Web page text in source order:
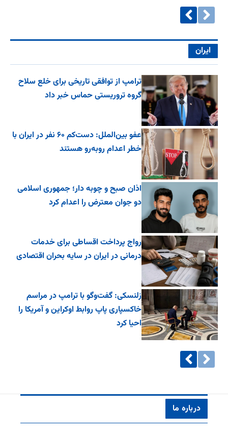
ایران
ترامپ از توافقی تاریخی برای خلع ‌سلاح
گروه تروریستی حماس خبر داد
عفو بین‌الملل: دست‌کم ۶۰ نفر در ایران با
خطر اعدام روبه‌رو هستند
اذان صبح و چوبه دار؛ جمهوری اسلامی
دو جوان معترض را اعدام کرد
رواج پرداخت اقساطی برای خدمات
درمانی در ایران در سایه بحران اقتصادی
زلنسکی: گفت‌وگو با ترامپ در مراسم
خاکسپاری پاپ روابط اوکراین و آمریکا را
احیا کرد
درباره ما